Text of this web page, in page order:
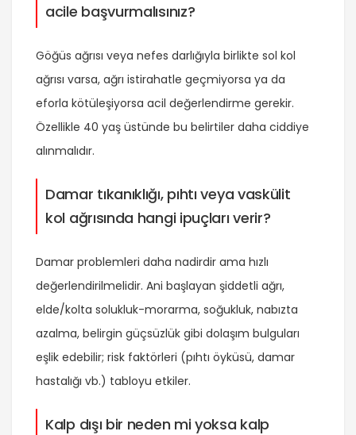
acile başvurmalısınız?
Göğüs ağrısı veya nefes darlığıyla birlikte sol kol
ağrısı varsa, ağrı istirahatle geçmiyorsa ya da
eforla kötüleşiyorsa acil değerlendirme gerekir.
Özellikle 40 yaş üstünde bu belirtiler daha ciddiye
alınmalıdır.
Damar tıkanıklığı, pıhtı veya vaskülit
kol ağrısında hangi ipuçları verir?
Damar problemleri daha nadirdir ama hızlı
değerlendirilmelidir. Ani başlayan şiddetli ağrı,
elde/kolta solukluk-morarma, soğukluk, nabızta
azalma, belirgin güçsüzlük gibi dolaşım bulguları
eşlik edebilir; risk faktörleri (pıhtı öyküsü, damar
hastalığı vb.) tabloyu etkiler.
Kalp dışı bir neden mi yoksa kalp